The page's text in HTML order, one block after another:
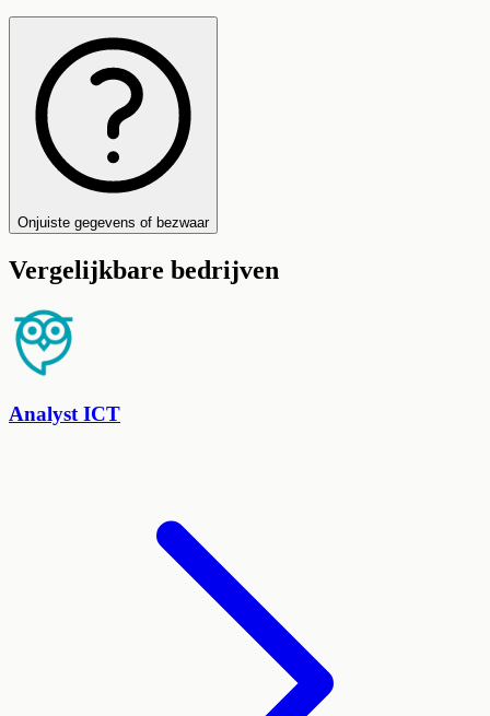
Onjuiste gegevens of bezwaar
Vergelijkbare bedrijven
Analyst ICT